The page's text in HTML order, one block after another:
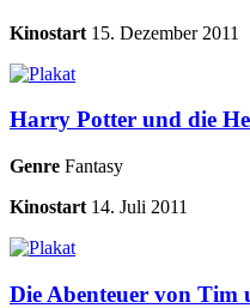
Kinostart 15. Dezember 2011
Harry Potter und die
Genre Fantasy
Kinostart 14. Juli 2011
Die Abenteuer von Tim